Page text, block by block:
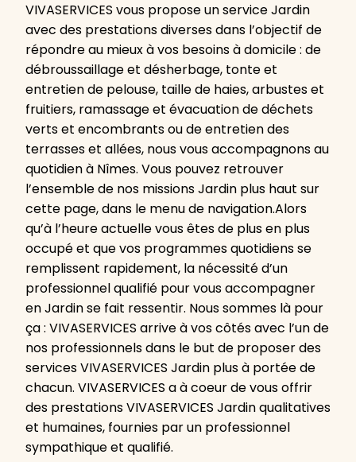
VIVASERVICES vous propose un service Jardin
avec des prestations diverses dans l’objectif de
répondre au mieux à vos besoins à domicile : de
débroussaillage et désherbage, tonte et
entretien de pelouse, taille de haies, arbustes et
fruitiers, ramassage et évacuation de déchets
verts et encombrants ou de entretien des
terrasses et allées, nous vous accompagnons au
quotidien à Nîmes. Vous pouvez retrouver
l’ensemble de nos missions Jardin plus haut sur
cette page, dans le menu de navigation.Alors
qu’à l’heure actuelle vous êtes de plus en plus
occupé et que vos programmes quotidiens se
remplissent rapidement, la nécessité d’un
professionnel qualifié pour vous accompagner
en Jardin se fait ressentir. Nous sommes là pour
ça : VIVASERVICES arrive à vos côtés avec l’un de
nos professionnels dans le but de proposer des
services VIVASERVICES Jardin plus à portée de
chacun. VIVASERVICES a à coeur de vous offrir
des prestations VIVASERVICES Jardin qualitatives
et humaines, fournies par un professionnel
sympathique et qualifié.